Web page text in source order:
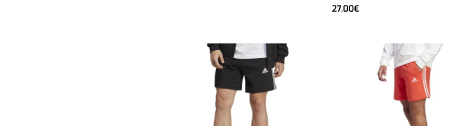
27,00€